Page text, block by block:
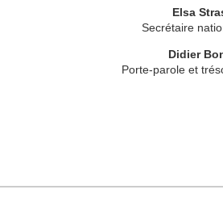
Elsa
Secrétaire
Didier
Porte-parole et